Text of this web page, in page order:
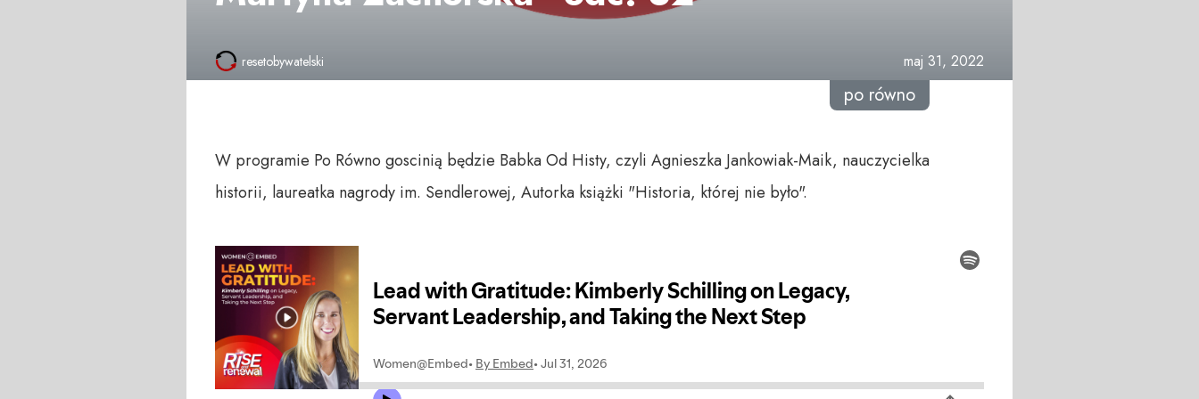
resetobywatelski maj 31, 2022
po równo
W programie Po Równo goscinią będzie Babka Od Histy, czyli Agnieszka Jankowiak-Maik, nauczycielka
historii, laureatka nagrody im. Sendlerowej, Autorka książki "Historia, której nie było".